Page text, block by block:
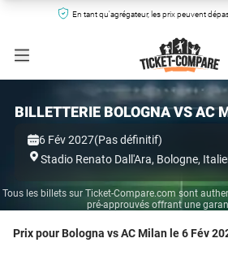
En tant qu'agrégateur, les prix peuvent
BILLETTERIE BOLOGNA VS AC
6 Fév 2027(Pas définitif)
Stadio Renato Dall'Ara, Bologne,
Tous les billets sur Ticket-Compare.com sont
pré-approuvés offrant une
Prix pour Bologna vs AC Milan le 6 Fév